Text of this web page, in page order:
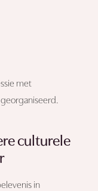
met
culturele
in